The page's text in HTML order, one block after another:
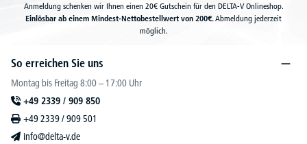
Anmeldung schenken wir Ihnen einen 20€ Gutschein für den DELTA-V Onlineshop.
Einlösbar ab einem Mindest-Nettobestellwert von 200€.Abmeldung jederzeit
möglich.
So erreichen Sie uns
Montag bis Freitag 8:00 – 17:00 Uhr
+49 2339 / 909 850
+49 2339 / 909 501
info@delta-v.de